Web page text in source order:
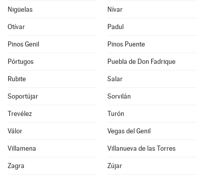
Nigüelas Nívar
Otívar Padul
Pinos Genil Pinos Puente
Pórtugos Puebla de Don Fadrique
Rubite Salar
Soportújar Sorvilán
Trevélez Turón
Válor Vegas del Genil
Villamena Villanueva de las Torres
Zagra Zújar